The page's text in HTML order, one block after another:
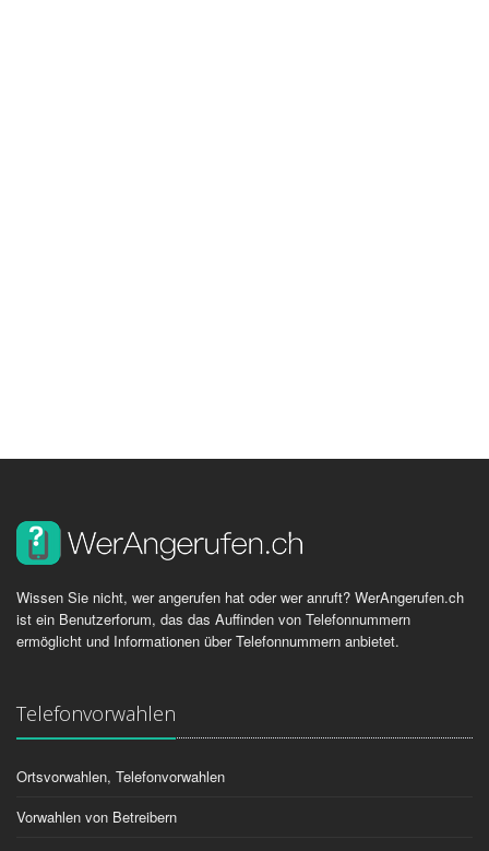
Wissen Sie nicht, wer angerufen hat oder wer anruft? WerAngerufen.ch
ist ein Benutzerforum, das das Auffinden von Telefonnummern
ermöglicht und Informationen über Telefonnummern anbietet.
Telefonvorwahlen
Ortsvorwahlen, Telefonvorwahlen
Vorwahlen von Betreibern